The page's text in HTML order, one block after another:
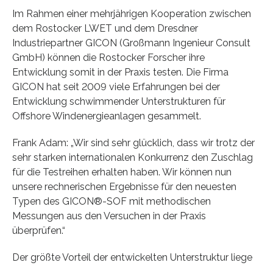
Im Rahmen einer mehrjährigen Kooperation zwischen
dem Rostocker LWET und dem Dresdner
Industriepartner GICON (Großmann Ingenieur Consult
GmbH) können die Rostocker Forscher ihre
Entwicklung somit in der Praxis testen. Die Firma
GICON hat seit 2009 viele Erfahrungen bei der
Entwicklung schwimmender Unterstrukturen für
Offshore Windenergieanlagen gesammelt.
Frank Adam: „Wir sind sehr glücklich, dass wir trotz der
sehr starken internationalen Konkurrenz den Zuschlag
für die Testreihen erhalten haben. Wir können nun
unsere rechnerischen Ergebnisse für den neuesten
Typen des GICON®-SOF mit methodischen
Messungen aus den Versuchen in der Praxis
überprüfen.“
Der größte Vorteil der entwickelten Unterstruktur liege